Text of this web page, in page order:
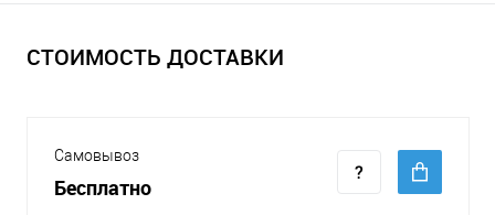
СТОИМОСТЬ ДОСТАВКИ
Самовывоз
Бесплатно